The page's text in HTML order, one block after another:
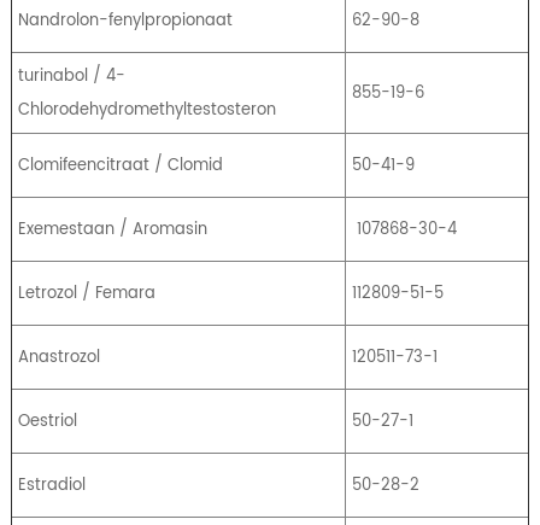
Nandrolon-fenylpropionaat 62-90-8
turinabol / 4-
Chlorodehydromethyltestosteron
855-19-6
Clomifeencitraat / Clomid 50-41-9
Exemestaan ​​/ Aromasin 107868-30-4
Letrozol / Femara 112809-51-5
Anastrozol 120511-73-1
Oestriol 50-27-1
Estradiol 50-28-2